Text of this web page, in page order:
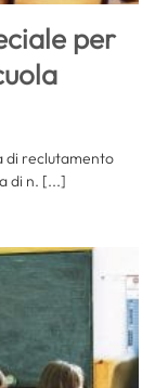
per
di reclutamento
di n. [...]